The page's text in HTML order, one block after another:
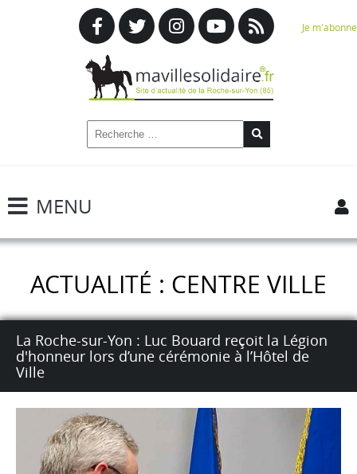
Je m'abonne
MENU
ACTUALITÉ : CENTRE VILLE
La Roche-sur-Yon : Luc Bouard reçoit la Légion
d'honneur lors d’une cérémonie à l’Hôtel de
Ville